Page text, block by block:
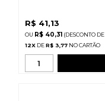
R$ 41,13
R$ 40,31 (DESCONTO DE
12X DE R$ 3,77